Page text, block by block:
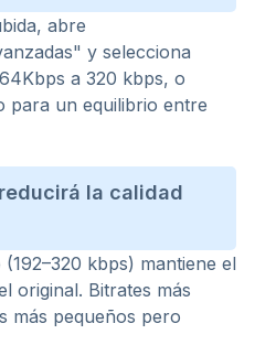
abre
y selecciona
a 320 kbps, o
para un equilibrio entre
la calidad
kbps) mantiene el
original. Bitrates más
más pequeños pero